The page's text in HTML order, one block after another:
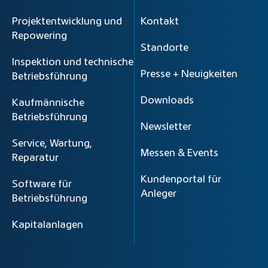
Projektentwicklung und
Repowering
Inspektion und technische
Betriebsführung
Kaufmännische
Betriebsführung
Service, Wartung,
Reparatur
Software für
Betriebsführung
Kapitalanlagen
Kontakt
Standorte
Presse + Neuigkeiten
Downloads
Newsletter
Messen & Events
Kundenportal für
Anleger